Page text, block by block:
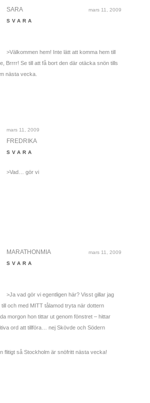
mars 11, 2009
SARA
SVARA
>Välkommen hem! Inte lätt att komma hem till
Brrrr! Se till att få bort den där otäcka snön tills
nästa vecka.
mars 11, 2009
FREDRIKA
SVARA
>Vad… gör vi
mars 11, 2009
MARATHONMIA
SVARA
>Ja vad gör vi egentligen här? Visst gillar jag
och med MITT tålamod tryta när dottern
morgon hon tittar ut genom fönstret – hittar
ord att tillföra… nej Skövde och Södern
flitigt så Stockholm är snöfritt nästa vecka!